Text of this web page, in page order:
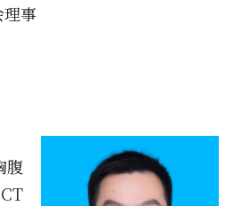
事
腹